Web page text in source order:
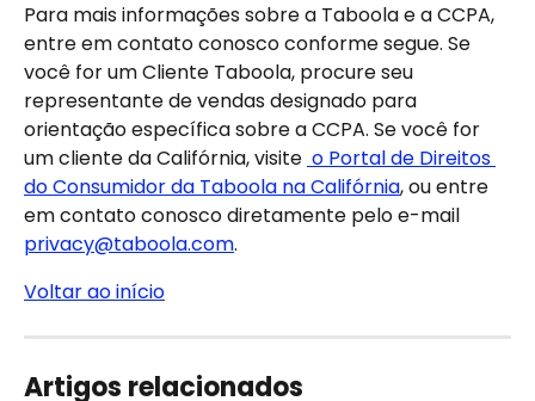
Para mais informações sobre a Taboola e a CCPA,
entre em contato conosco conforme segue. Se
você for um Cliente Taboola, procure seu
representante de vendas designado para
orientação específica sobre a CCPA. Se você for
um cliente da Califórnia, visite o Portal de Direitos
do Consumidor da Taboola na Califórnia, ou entre
em contato conosco diretamente pelo e-mail
privacy@taboola.com.
Voltar ao início
Artigos relacionados